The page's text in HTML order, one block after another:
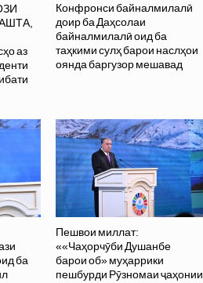
аз
Конфронси байналмилалӣ
доир ба Даҳсолаи
байналмилалӣ оид ба
таҳкими сулҳ барои наслҳои
оянда баргузор мешавад
ба
Пешвои миллат:
««Чаҳорчӯби Душанбе
барои об» муҳаррики
пешбурди Рӯзномаи ҷаҳонии